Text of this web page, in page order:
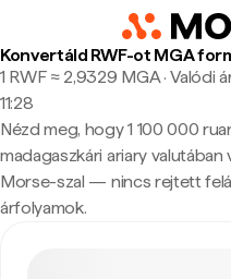
Konvertáld RWF-ot MGA
1 RWF ≈ 2,9329 MGA · Valódi
11:28
Nézd meg, hogy 1 100 000
madagaszkári ariary
Morse-szal — nincs rejtett
árfolyamok.